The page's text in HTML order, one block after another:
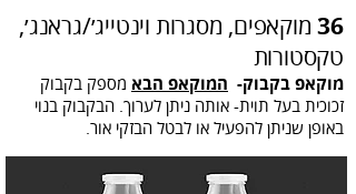
36מוקאפים, מסגרות וינטייג׳/גראנג׳,
טקסטורות
מוקאפ בקבוק- המוקאפ הבא מספק בקבוק
זכוכית בעל תוית- אותה ניתן לערוך. הבקבוק בנוי
באופן שניתן להפעיל או לבטל הבזקי אור.